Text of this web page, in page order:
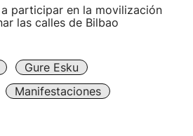
a participar en la movilización
las calles de Bilbao
Gure Esku
Manifestaciones